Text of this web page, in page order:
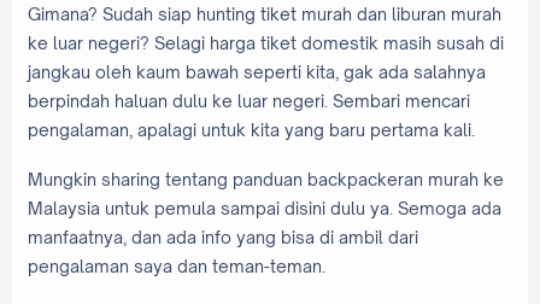
Gimana? Sudah siap hunting tiket murah dan liburan murah
ke luar negeri? Selagi harga tiket domestik masih susah di
jangkau oleh kaum bawah seperti kita, gak ada salahnya
berpindah haluan dulu ke luar negeri. Sembari mencari
pengalaman, apalagi untuk kita yang baru pertama kali.
Mungkin sharing tentang panduan backpackeran murah ke
Malaysia untuk pemula sampai disini dulu ya. Semoga ada
manfaatnya, dan ada info yang bisa di ambil dari
pengalaman saya dan teman-teman.